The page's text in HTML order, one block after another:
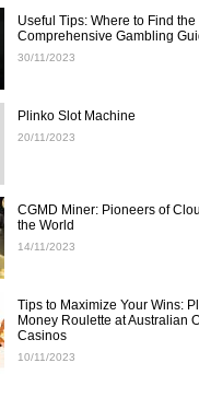
Useful Tips: Where to Find the
Comprehensive Gambling
30/11/2023
Plinko Slot Machine
20/11/2023
CGMD Miner: Pioneers of
the World
14/11/2023
Tips to Maximize Your Wins:
Money Roulette at Australian
Casinos
10/11/2023